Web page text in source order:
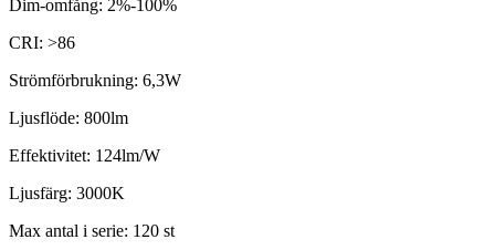
Dim-omfång: 2%-100%
CRI: >86
Strömförbrukning: 6,3W
Ljusflöde: 800lm
Effektivitet: 124lm/W
Ljusfärg: 3000K
Max antal i serie: 120 st